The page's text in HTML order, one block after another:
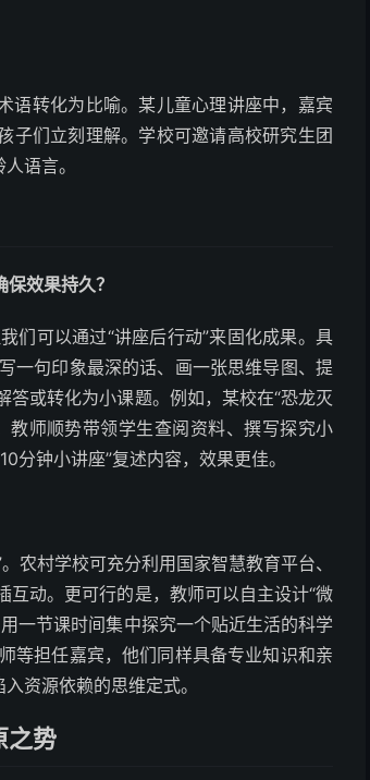
转化为比喻。某儿童心理讲座中，嘉宾
子们立刻理解。学校可邀请高校研究生团
语言。
效果持久？
们可以通过“讲座后行动”来固化成果。具
句印象最深的话、画一张思维导图、提
或转化为小课题。例如，某校在“恐龙灭
教师顺势带领学生查阅资料、撰写探究小
分钟小讲座”复述内容，效果更佳。
农村学校可充分利用国家智慧教育平台、
动。更可行的是，教师可以自主设计“微
一节课时间集中探究一个贴近生活的科学
等担任嘉宾，他们同样具备专业知识和亲
资源依赖的思维定式。
之势